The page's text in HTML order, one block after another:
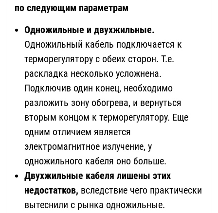
по следующим параметрам
Одножильные и двухжильные.
Одножильный кабель подключается к
терморегулятору с обеих сторон. Т.е.
раскладка несколько усложнена.
Подключив один конец, необходимо
разложить зону обогрева, и вернуться
вторым концом к терморегулятору. Еще
одним отличием является
электромагнитное излучение, у
одножильного кабеля оно больше.
Двухжильные кабеля лишены этих
недостатков, вследствие чего практически
вытеснили с рынка одножильные.